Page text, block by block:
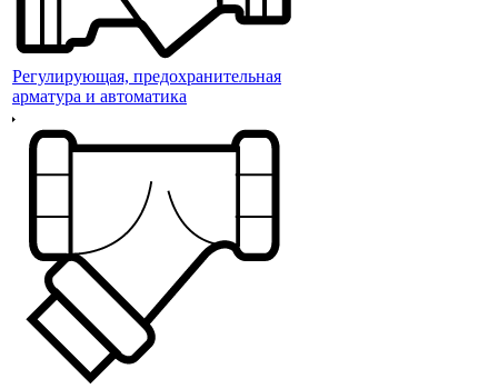
Регулирующая, предохранительная
арматура и автоматика